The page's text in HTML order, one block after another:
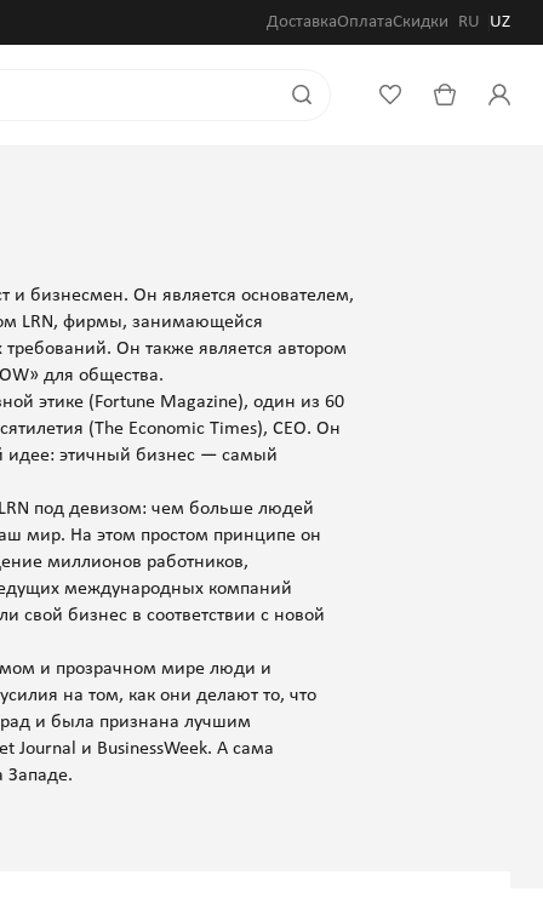
ДоставкаОплатаСкидки RU UZ
бизнесмен. Он является основателем,
LRN, фирмы, занимающейся
Он также является автором
для общества.
этике (Fortune Magazine), один из 60
(The Economic Times), CEO. Он
идее: этичный бизнес — самый
под девизом: чем больше людей
мир. На этом простом принципе он
миллионов работников,
международных компаний
свой бизнес в соответствии с новой
и прозрачном мире люди и
на том, как они делают то, что
и была признана лучшим
Journal и BusinessWeek. А сама
Западе.